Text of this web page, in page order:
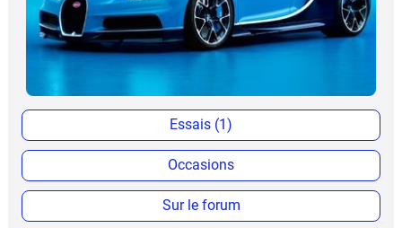
Essais (1)
Occasions
Sur le forum